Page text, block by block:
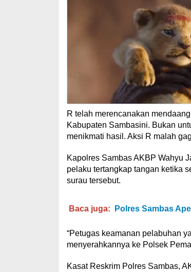
R telah merencanakan
Kabupaten Sambasini. Bukan
menikmati hasil. Aksi R malah
Kapolres Sambas AKBP Wahyu
pelaku tertangkap tangan ketika
surau tersebut.
Baca juga: Polres Sambas
“Petugas keamanan pelabuhan
menyerahkannya ke Polsek
Kasat Reskrim Polres Sambas,